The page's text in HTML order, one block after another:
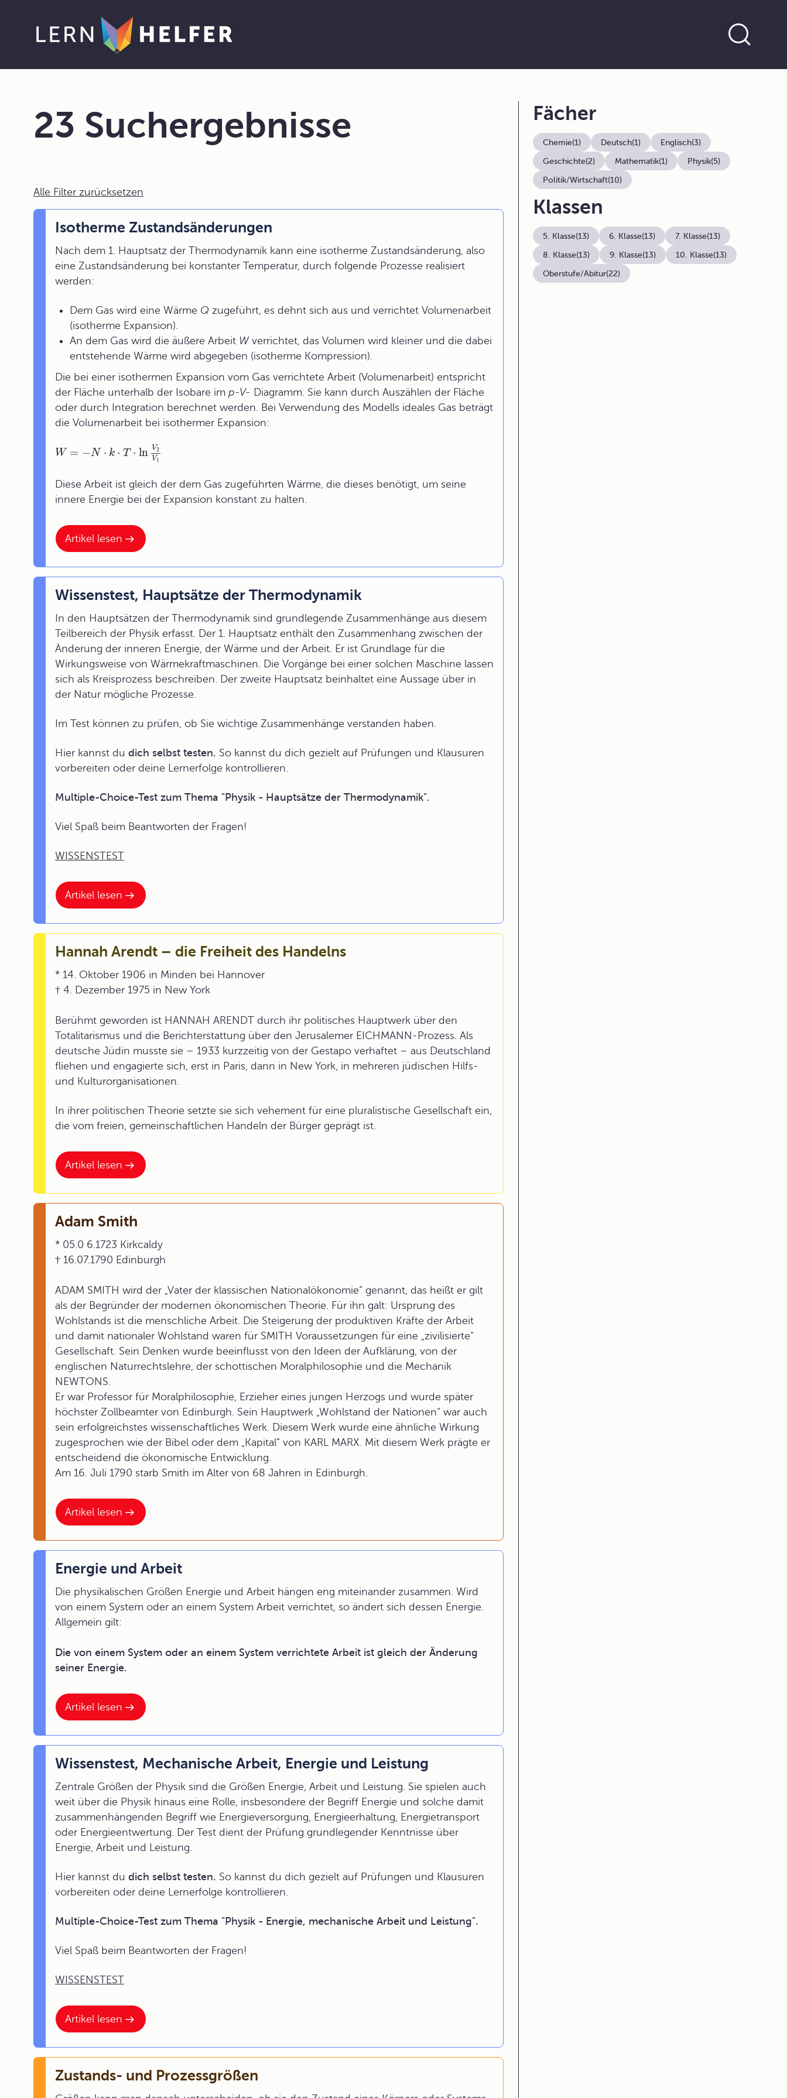
23 Suchergebnisse
Alle Filter zurücksetzen
Artikel lesen
Isotherme Zustandsänderungen
Nach dem 1. Hauptsatz der Thermodynamik kann eine isotherme Zustandsänderung, also
eine Zustandsänderung bei konstanter Temperatur, durch folgende Prozesse realisiert
werden:
Dem Gas wird eine Wärme Q zugeführt, es dehnt sich aus und verrichtet Volumenarbeit
(isotherme Expansion).
An dem Gas wird die äußere Arbeit Wverrichtet, das Volumen wird kleiner und die dabei
entstehende Wärme wird abgegeben (isotherme Kompression).
Die bei einer isothermen Expansion vom Gas verrichtete Arbeit (Volumenarbeit) entspricht
der Fläche unterhalb der Isobare im p-V- Diagramm. Sie kann durch Auszählen der Fläche
oder durch Integration berechnet werden. Bei Verwendung des Modells ideales Gas beträgt
die Volumenarbeit bei isothermer Expansion:
W = −N ⋅ k ⋅ T ⋅ ln V2
V1
Diese Arbeit ist gleich der dem Gas zugeführten Wärme, die dieses benötigt, um seine
innere Energie bei der Expansion konstant zu halten.
Artikel lesen
Wissenstest, Hauptsätze der Thermodynamik
In den Hauptsätzen der Thermodynamik sind grundlegende Zusammenhänge aus diesem
Teilbereich der Physik erfasst. Der 1. Hauptsatz enthält den Zusammenhang zwischen der
Änderung der inneren Energie, der Wärme und der Arbeit. Er ist Grundlage für die
Wirkungsweise von Wärmekraftmaschinen. Die Vorgänge bei einer solchen Maschine lassen
sich als Kreisprozess beschreiben. Der zweite Hauptsatz beinhaltet eine Aussage über in
der Natur mögliche Prozesse.
Im Test können zu prüfen, ob Sie wichtige Zusammenhänge verstanden haben.
Hier kannst du dich selbst testen. So kannst du dich gezielt auf Prüfungen und Klausuren
vorbereiten oder deine Lernerfolge kontrollieren.
Multiple-Choice-Test zum Thema "Physik - Hauptsätze der Thermodynamik".
Viel Spaß beim Beantworten der Fragen!
WISSENSTEST
Artikel lesen
Hannah Arendt – die Freiheit des Handelns
* 14. Oktober 1906 in Minden bei Hannover
† 4. Dezember 1975 in New York
Berühmt geworden ist HANNAH ARENDT durch ihr politisches Hauptwerk über den
Totalitarismus und die Berichterstattung über den Jerusalemer EICHMANN-Prozess. Als
deutsche Jüdin musste sie – 1933 kurzzeitig von der Gestapo verhaftet – aus Deutschland
fliehen und engagierte sich, erst in Paris, dann in New York, in mehreren jüdischen Hilfs-
und Kulturorganisationen.
In ihrer politischen Theorie setzte sie sich vehement für eine pluralistische Gesellschaft ein,
die vom freien, gemeinschaftlichen Handeln der Bürger geprägt ist.
Artikel lesen
Adam Smith
* 05.0 6.1723 Kirkcaldy
† 16.07.1790 Edinburgh
ADAM SMITH wird der „Vater der klassischen Nationalökonomie“ genannt, das heißt er gilt
als der Begründer der modernen ökonomischen Theorie. Für ihn galt: Ursprung des
Wohlstands ist die menschliche Arbeit. Die Steigerung der produktiven Kräfte der Arbeit
und damit nationaler Wohlstand waren für SMITH Voraussetzungen für eine „zivilisierte“
Gesellschaft. Sein Denken wurde beeinflusst von den Ideen der Aufklärung, von der
englischen Naturrechtslehre, der schottischen Moralphilosophie und die Mechanik
NEWTONS.
Er war Professor für Moralphilosophie, Erzieher eines jungen Herzogs und wurde später
höchster Zollbeamter von Edinburgh. Sein Hauptwerk „Wohlstand der Nationen“ war auch
sein erfolgreichstes wissenschaftliches Werk. Diesem Werk wurde eine ähnliche Wirkung
zugesprochen wie der Bibel oder dem „Kapital“ von KARL MARX. Mit diesem Werk prägte er
entscheidend die ökonomische Entwicklung.
Am 16. Juli 1790 starb Smith im Alter von 68 Jahren in Edinburgh.
Artikel lesen
Energie und Arbeit
Die physikalischen Größen Energie und Arbeit hängen eng miteinander zusammen. Wird
von einem System oder an einem System Arbeit verrichtet, so ändert sich dessen Energie.
Allgemein gilt:
Die von einem System oder an einem System verrichtete Arbeit ist gleich der Änderung
seiner Energie.
Artikel lesen
Wissenstest, Mechanische Arbeit, Energie und Leistung
Zentrale Größen der Physik sind die Größen Energie, Arbeit und Leistung. Sie spielen auch
weit über die Physik hinaus eine Rolle, insbesondere der Begriff Energie und solche damit
zusammenhängenden Begriff wie Energieversorgung, Energieerhaltung, Energietransport
oder Energieentwertung. Der Test dient der Prüfung grundlegender Kenntnisse über
Energie, Arbeit und Leistung.
Hier kannst du dich selbst testen. So kannst du dich gezielt auf Prüfungen und Klausuren
vorbereiten oder deine Lernerfolge kontrollieren.
Multiple-Choice-Test zum Thema "Physik - Energie, mechanische Arbeit und Leistung".
Viel Spaß beim Beantworten der Fragen!
WISSENSTEST
Zustands- und Prozessgrößen
Fächer
Chemie(1) Deutsch(1) Englisch(3)
Geschichte(2) Mathematik(1) Physik(5)
Politik/Wirtschaft(10)
Klassen
5. Klasse(13) 6. Klasse(13) 7. Klasse(13)
8. Klasse(13) 9. Klasse(13) 10. Klasse(13)
Oberstufe/Abitur(22)